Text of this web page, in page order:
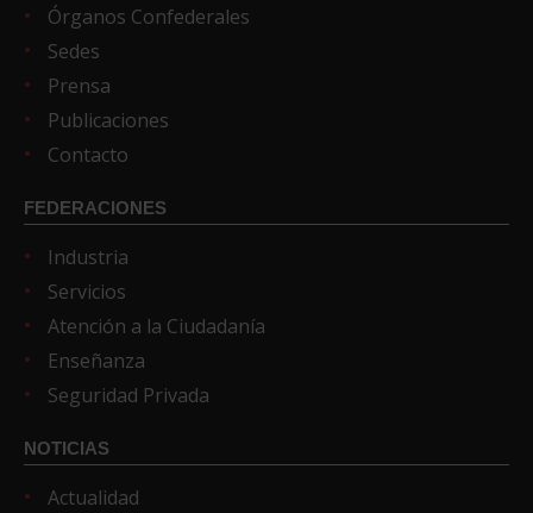
Órganos Confederales
Sedes
Prensa
Publicaciones
Contacto
FEDERACIONES
Industria
Servicios
Atención a la Ciudadanía
Enseñanza
Seguridad Privada
NOTICIAS
Actualidad